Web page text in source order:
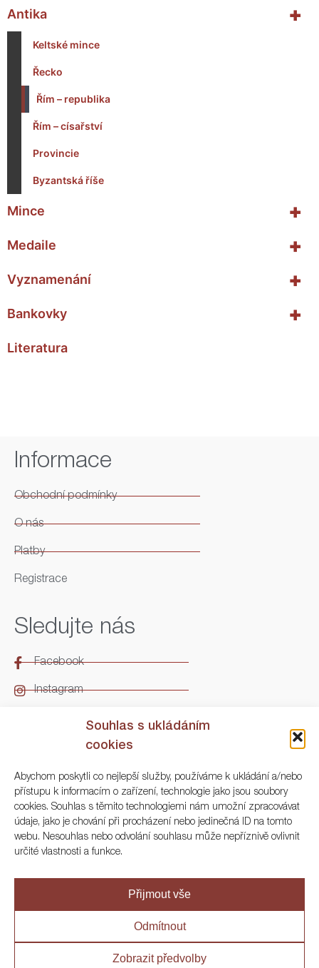
Souhlas s ukládáním
cookies
Abychom poskytli co nejlepší služby, používáme k ukládání a/nebo
přístupu k informacím o zařízení, technologie jako jsou soubory
cookies. Souhlas s těmito technologiemi nám umožní zpracovávat
údaje, jako je chování při procházení nebo jedinečná ID na tomto
webu. Nesouhlas nebo odvolání souhlasu může nepříznivě ovlivnit
určité vlastnosti a funkce.
Přijmout vše
Odmítnout
Zobrazit předvolby
+
Antika
Keltské mince
Řecko
Řím – republika
Řím – císařství
Provincie
Byzantská říše
+
Mince
+
Medaile
+
Vyznamenání
+
Bankovky
Literatura
Informace
Obchodní podmínky
O nás
Platby
Registrace
Sledujte nás
Facebook
Instagram
Kontakt
ARGO Numismatika
Korunní 83, Praha 3
+420 222 561 343
info@numisargo.com